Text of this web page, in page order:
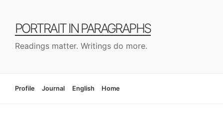
PORTRAIT IN PARAGRAPHS
Readings matter. Writings do more.
Profile Journal English Home